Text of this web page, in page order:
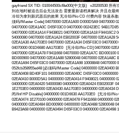
gayfriend SX TID: 010044500cf8e000(中文版) v20200530 所
到在地时被追击后会无法攻击 需要重新读档来解决 并且在最
冷却为拿到新武器后的效果 无冷却//No CD 付费内容 快速杀
须码//Master Code] 04070000 02EA1A00 D000D5A9 04070000
04070000 02EA1A0C D65F03C0 04070000 002423EC
04070000 02EA1A14 F9438021 04070000 02EA1A18 F94416C2
54000080 04070000 02EA1A24 EB02003F 04070000 02EA1A28
02EA1A30 AA1703E0 04070000 02EA1A34 D65F03C0
04070000 001D6680 AA1703E0 [无冷却//No CD] 04070000
04070000 02EA1A78 F9411668 04070000 02EA1A7C BD000100
BD000900 04070000 02EA1A88 52800048 04070000 02EA1A8C
02EA1A94 D65F03C0 04070000 02EA1A98 10008848
052fcb358955ed48 [必须码//Master Code] 04000000 02EA0400
02EA0408 BD40F101 04000000 02EA040C D65F03C0
02EA0410 B000D5A1 04000000 02EA0414 F9408021 04000000
04000000 02EA0420 54000080 04000000 02EA0424 EB02003F
1E2703E0 04000000 02EA0430 AA1703E0 04000000
闭//Inf HP Disable] 04000000 001D6630 AA1703E0 [无冷却//No
02EA0474 1E270100 04000000 02EA0478 F9411668 04000000
04000000 02EA0484 BD000900 04000000 02EA0488 52800048
B9423A68 04000000 02EA0494 D65F03C0 04000000 02EA0498